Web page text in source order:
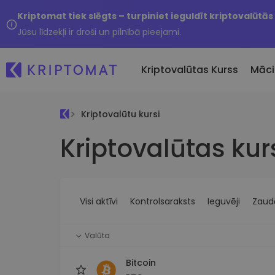
Kriptomat tiek slēgts – turpiniet ieguldīt kriptovalūtās
Jūsu līdzekļi ir droši un pilnībā pieejami.
Kriptovalūtas Kurss
Visas cenas
Vairāk nekā 300 kriptovalūtu Nesen
Pērciet vairāk nekā 300
kriptovalūtas
iespējas
Kriptovalūtu kursi
Kriptovalūtas
Visi aktīvi Kontrolsaraksts Ieguvēji
Valūta
Bitcoin